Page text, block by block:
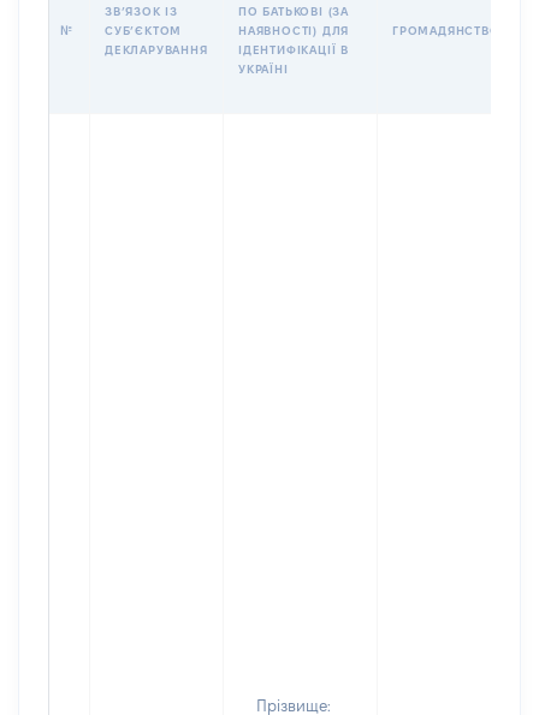
№
ЗВʼЯЗОК ІЗ
СУБʼЄКТОМ
ДЕКЛАРУВАННЯ
ПО БАТЬКОВІ (ЗА
НАЯВНОСТІ) ДЛЯ
ІДЕНТИФІКАЦІЇ В
УКРАЇНІ
ГРОМАДЯНСТВО
Прізвище: